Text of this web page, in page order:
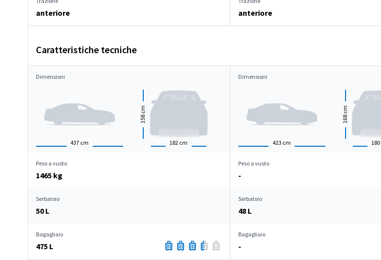
anteriore anteriore
Caratteristiche tecniche
Dimensioni
437 cm 182 cm
158
cm
Dimensioni
423 cm 180
168
cm
Peso a vuoto
1465 kg
Peso a vuoto
-
Serbatoio
50 L
Serbatoio
48 L
Bagagliaio
475 L
Bagagliaio
-